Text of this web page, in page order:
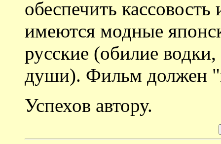
обеспечить
имеются модные
русские (обилие водки,
души). Фильм должен
Успехов автору.